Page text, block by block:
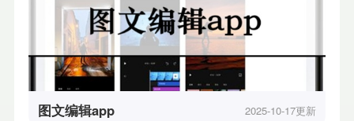
图文编辑app 2025-10-17更新